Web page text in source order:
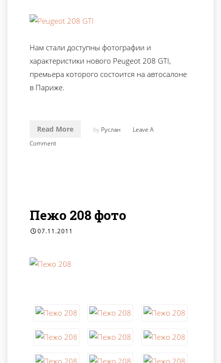
Нам стали доступны фотографии и
характеристики нового Peugeot 208 GTI,
премьера которого состоится на автосалоне
в Париже.
Read More by Руслан
Leave A
Comment
Пежо 208 фото
07.11.2011